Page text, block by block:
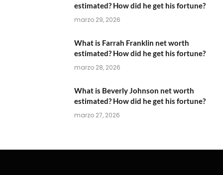
estimated? How did he get his fortune?
marzo 29, 2026
What is Farrah Franklin net worth
estimated? How did he get his fortune?
marzo 28, 2026
What is Beverly Johnson net worth
estimated? How did he get his fortune?
marzo 27, 2026